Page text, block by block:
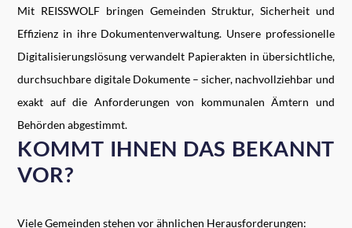
Mit REISSWOLF bringen Gemeinden Struktur, Sicherheit und
Effizienz in ihre Dokumentenverwaltung. Unsere professionelle
Digitalisierungslösung verwandelt Papierakten in übersichtliche,
durchsuchbare digitale Dokumente – sicher, nachvollziehbar und
exakt auf die Anforderungen von kommunalen Ämtern und
Behörden abgestimmt.
KOMMT IHNEN DAS BEKANNT
VOR?
Viele Gemeinden stehen vor ähnlichen Herausforderungen: